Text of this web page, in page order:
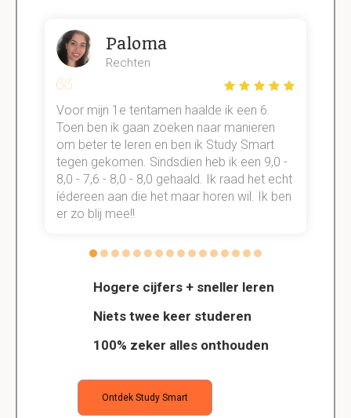
Hogere cijfers + sneller leren
Niets twee keer studeren
100% zeker alles onthouden
Ontdek Study Smart
Paloma
Rechten
Voor mijn 1e tentamen haalde ik een 6.
Toen ben ik gaan zoeken naar manieren
om beter te leren en ben ik Study Smart
tegen gekomen. Sindsdien heb ik een 9,0 -
8,0 - 7,6 - 8,0 - 8,0 gehaald. Ik raad het echt
íédereen aan die het maar horen wil. Ik ben
er zo blij mee!!